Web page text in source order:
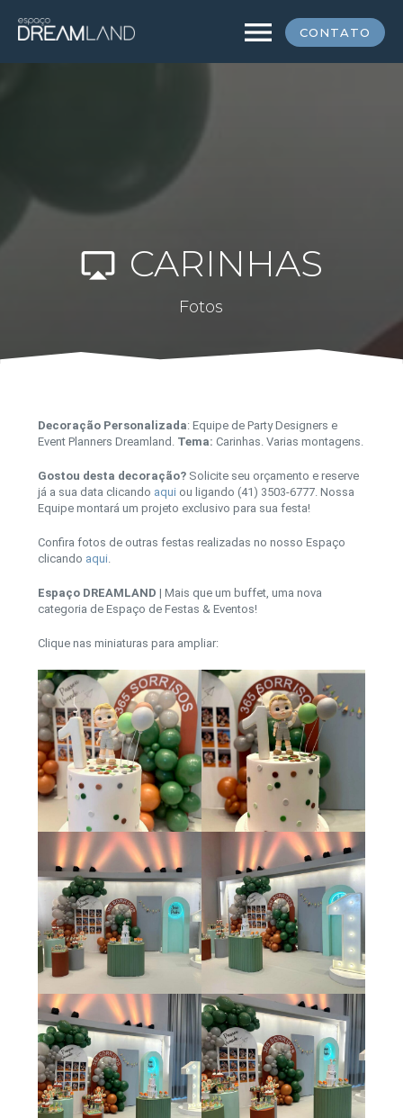
CONTATO
menu
airplay CARINHAS
Fotos
Decoração Personalizada: Equipe de Party Designers e
Event Planners Dreamland. Tema: Carinhas. Varias montagens.
Gostou desta decoração?Solicite seu orçamento e reserve
já a sua data clicando aqui ou ligando (41) 3503-6777. Nossa
Equipe montará um projeto exclusivo para sua festa!
Confira fotos de outras festas realizadas no nosso Espaço
clicando aqui
Espaço DREAMLAND | Mais que um buffet, uma nova
categoria de Espaço de Festas & Eventos!
Clique nas miniaturas para ampliar: